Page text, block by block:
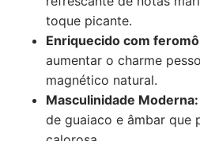
toque picante.
Enriquecido com
aumentar o charme
magnético natural.
Masculinidade Moderna:
de guaiaco e âmbar que